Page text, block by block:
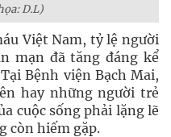
D.L)
Việt Nam, tỷ lệ người
mạn đã tăng đáng kể
Bệnh viện Bạch Mai,
hay những người trẻ
cuộc sống phải lặng lẽ
còn hiếm gặp.